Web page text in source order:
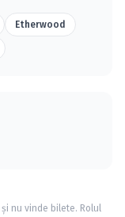
Etherwood
nu vinde bilete. Rolul